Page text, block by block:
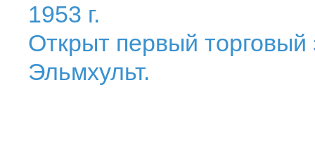
1953 г.
Открыт первый торговый
Эльмхульт.